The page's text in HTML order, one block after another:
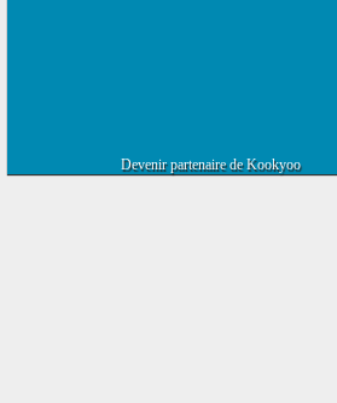
Devenir partenaire de Kookyoo